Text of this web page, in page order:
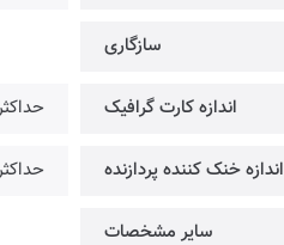
سازگاری
اندازه کارت گرافیک حداکثر با
اندازه خنک کننده پردازنده حداکثر با
سایر مشخصات